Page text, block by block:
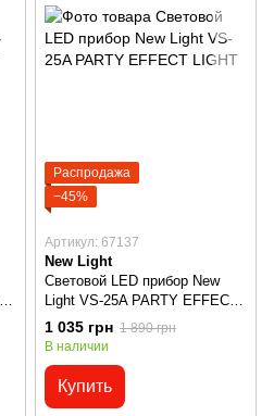
Распродажа
−45%
Артикул: 67137
New Light
Световой LED прибор New
Light VS-25A PARTY EFFECT
LIGHT
1 035 грн 1 890 грн
В наличии
Купить